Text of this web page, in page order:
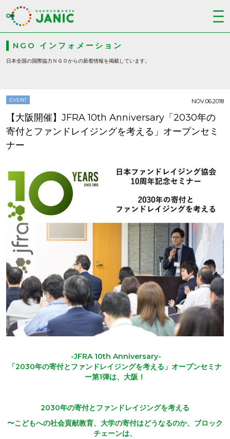
NGO インフォメーション
日本全国の国際協力ＮＧＯからの新着情報を掲載しています。
EVENT
【大阪開催】JFRA 10th Anniversary「2030年の
寄付とファンドレイジングを考える」オープンセミ
ナー
NOV.06.2018
-JFRA 10th Anniversary-
「2030年の寄付とファンドレイジングを考える」オープンセミナ
ー第1弾は、大阪！
2030年の寄付とファンドレイジングを考える
〜こどもへの社会貢献教育、大学の寄付はどうなるのか、ブロック
チェーンは、